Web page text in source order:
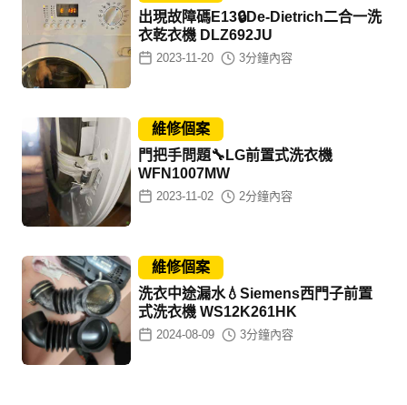
出現故障碼E13🔒De-Dietrich二合一洗
衣乾衣機 DLZ692JU
2023-11-20 3分鐘內容
維修個案
門把手問題🔧LG前置式洗衣機
WFN1007MW
2023-11-02 2分鐘內容
維修個案
洗衣中途漏水💧Siemens西門子前置
式洗衣機 WS12K261HK
2024-08-09 3分鐘內容